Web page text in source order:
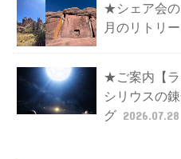
★シェア会の
月のリトリ
★ご案内【ラ
シリウスの
グ 2026.07.28